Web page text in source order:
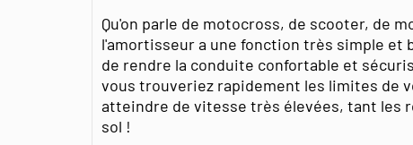
Qu'on parle de motocross, de scooter, de
l'amortisseur a une fonction très simple et
de rendre la conduite confortable et
vous trouveriez rapidement les limites de
atteindre de vitesse très élevées, tant les
sol !